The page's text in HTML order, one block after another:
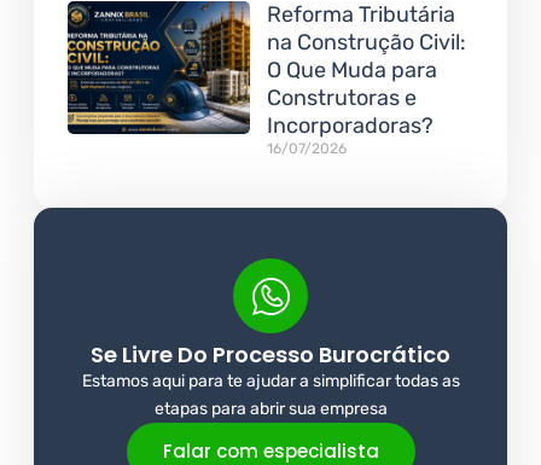
Reforma Tributária
na Construção Civil:
O Que Muda para
Construtoras e
Incorporadoras?
16/07/2026
Se Livre Do Processo Burocrático
Estamos aqui para te ajudar a simplificar todas as
etapas para abrir sua empresa
Falar com especialista